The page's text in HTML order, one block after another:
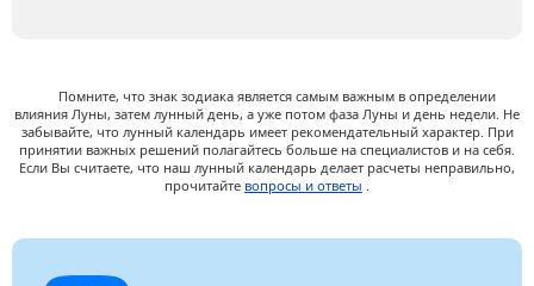
Помните, что знак зодиака является самым важным в определении
влияния Луны, затем лунный день, а уже потом фаза Луны и день недели. Не
забывайте, что лунный календарь имеет рекомендательный характер. При
принятии важных решений полагайтесь больше на специалистов и на себя.
Если Вы считаете, что наш лунный календарь делает расчеты неправильно,
прочитайте вопросы и ответы .